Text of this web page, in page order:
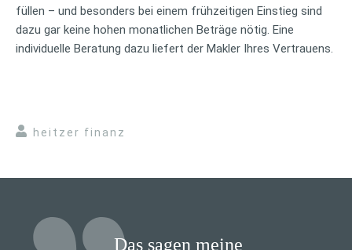
füllen – und besonders bei einem frühzeitigen Einstieg sind
dazu gar keine hohen monatlichen Beträge nötig. Eine
individuelle Beratung dazu liefert der Makler Ihres Vertrauens.
heitzer finanz
Das sagen meine